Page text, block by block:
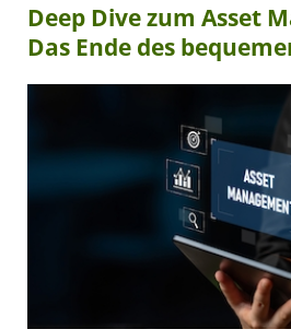
Deep Dive zum Asset
Das Ende des